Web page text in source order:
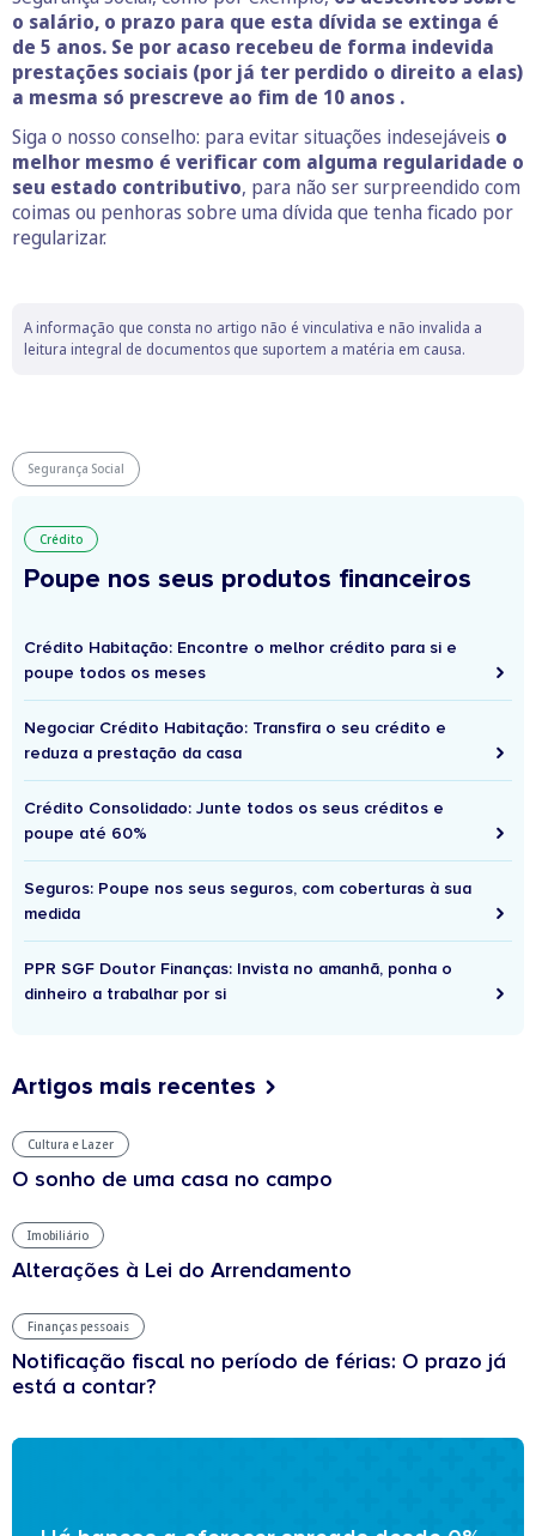
o salário, o prazo para que esta dívida se extinga é
de 5 anos. Se por acaso recebeu de forma indevida
prestações sociais (por já ter perdido o direito a elas)
a mesma só prescreve ao fim de 10 anos .
Siga o nosso conselho: para evitar situações indesejáveis o
melhor mesmo é verificar com alguma regularidade o
seu estado contributivo, para não ser surpreendido com
coimas ou penhoras sobre uma dívida que tenha ficado por
regularizar.
A informação que consta no artigo não é vinculativa e não invalida a
leitura integral de documentos que suportem a matéria em causa.
Segurança Social
Crédito
Poupe nos seus produtos financeiros
Crédito Habitação: Encontre o melhor crédito para si e
poupe todos os meses
Negociar Crédito Habitação: Transfira o seu crédito e
reduza a prestação da casa
Crédito Consolidado: Junte todos os seus créditos e
poupe até 60%
Seguros: Poupe nos seus seguros, com coberturas à sua
medida
PPR SGF Doutor Finanças: Invista no amanhã, ponha o
dinheiro a trabalhar por si
Artigos mais recentes
Cultura e Lazer
O sonho de uma casa no campo
Imobiliário
Alterações à Lei do Arrendamento
Finanças pessoais
Notificação fiscal no período de férias: O prazo já
está a contar?